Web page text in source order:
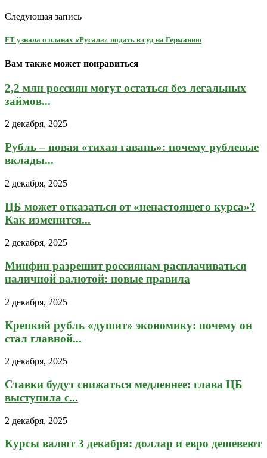
Следующая запись
FT узнала о планах «Русала» подать в суд на Германию
Вам также может понравиться
2,2 млн россиян могут остаться без легальных
займов...
2 декабря, 2025
Рубль – новая «тихая гавань»: почему рублевые
вклады...
2 декабря, 2025
ЦБ может отказаться от «ненастоящего курса»?
Как изменится...
2 декабря, 2025
Минфин разрешит россиянам расплачиваться
наличной валютой: новые правила
2 декабря, 2025
Крепкий рубль «душит» экономику: почему он
стал главной...
2 декабря, 2025
Ставки будут снижаться медленнее: глава ЦБ
выступила с...
2 декабря, 2025
Курсы валют 3 декабря: доллар и евро дешевеют